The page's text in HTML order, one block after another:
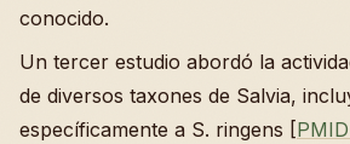
conocido.
Un tercer estudio abordó la
de diversos taxones de Salvia,
específicamente a S. ringens [PMID